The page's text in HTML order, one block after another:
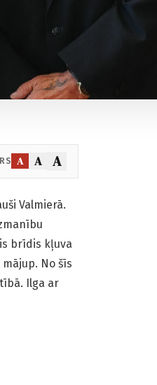
A A A
Valmierā.
brīdis kļuva
No šīs
Ilga ar